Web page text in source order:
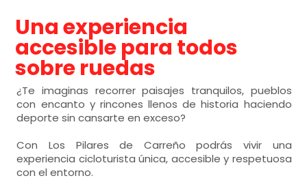
Una experiencia
accesible para todos
sobre ruedas
¿Te imaginas recorrer paisajes tranquilos, pueblos
con encanto y rincones llenos de historia haciendo
deporte sin cansarte en exceso?
Con Los Pilares de Carreño podrás vivir una
experiencia cicloturista única, accesible y respetuosa
con el entorno.